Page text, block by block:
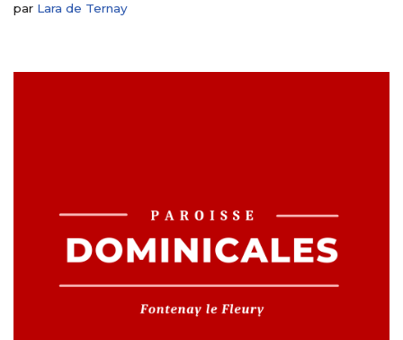
par Lara de Ternay